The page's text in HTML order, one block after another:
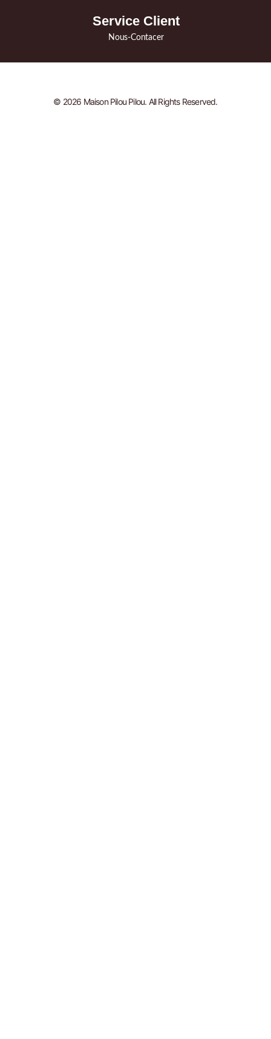
Service Client
Nous-Contacer
© 2026 Maison Pilou Pilou. All Rights Reserved.